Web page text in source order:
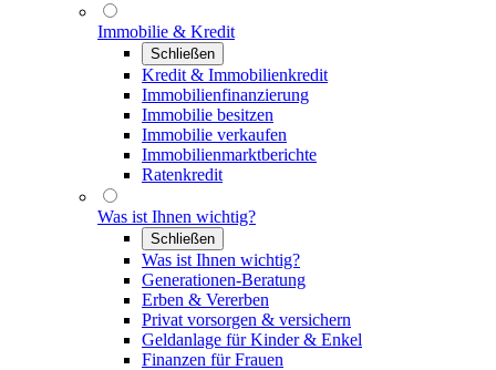
Immobilie & Kredit
Schließen
Kredit & Immobilienkredit
Immobilienfinanzierung
Immobilie besitzen
Immobilie verkaufen
Immobilienmarktberichte
Ratenkredit
Was ist Ihnen wichtig?
Schließen
Was ist Ihnen wichtig?
Generationen-Beratung
Erben & Vererben
Privat vorsorgen & versichern
Geldanlage für Kinder & Enkel
Finanzen für Frauen